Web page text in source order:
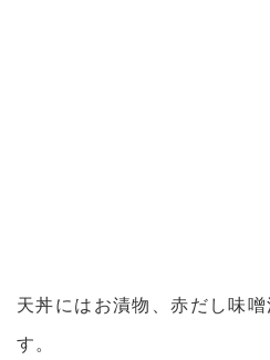
天丼にはお漬物、赤だし味
す。